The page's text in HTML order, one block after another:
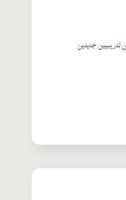
تدريبيين جديدين